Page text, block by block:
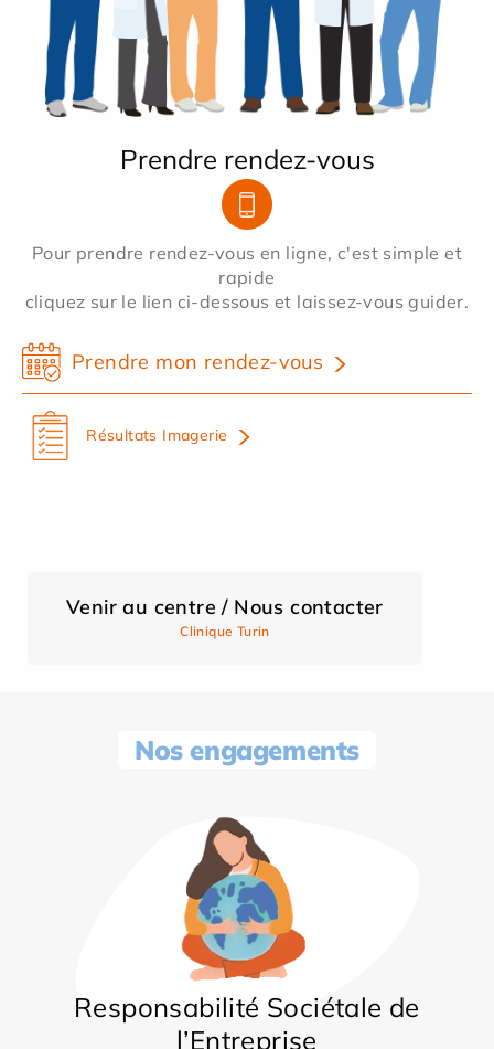
Prendre rendez-vous
Pour prendre rendez-vous en ligne, c'est simple et
rapide
cliquez sur le lien ci-dessous et laissez-vous guider.
Prendre mon rendez-vous
Résultats Imagerie
Venir au centre / Nous contacter
Clinique Turin
Nos engagements
Responsabilité Sociétale de
l’Entreprise